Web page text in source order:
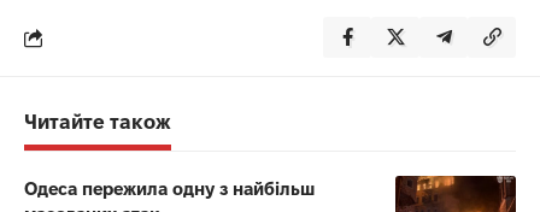
Читайте також
Одеса пережила одну з найбільш